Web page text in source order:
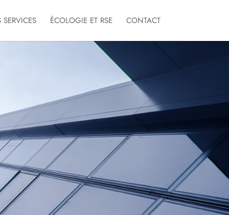
ÉCOLOGIE ET RSE CONTACT